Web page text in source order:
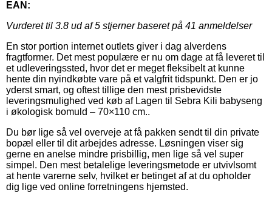
EAN:
Vurderet til 3.8 ud af 5 stjerner baseret på 41 anmeldelser
En stor portion internet outlets giver i dag alverdens
fragtformer. Det mest populære er nu om dage at få leveret til
et udleveringssted, hvor det er meget fleksibelt at kunne
hente din nyindkøbte vare på et valgfrit tidspunkt. Den er jo
yderst smart, og oftest tillige den mest prisbevidste
leveringsmulighed ved køb af Lagen til Sebra Kili babyseng
i økologisk bomuld – 70×110 cm..
Du bør lige så vel overveje at få pakken sendt til din private
bopæl eller til dit arbejdes adresse. Løsningen viser sig
gerne en anelse mindre prisbillig, men lige så vel super
simpel. Den mest betalelige leveringsmetode er utvivlsomt
at hente varerne selv, hvilket er betinget af at du opholder
dig lige ved online forretningens hjemsted.